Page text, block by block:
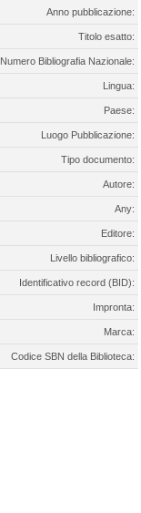
Anno pubblicazione:
Titolo esatto:
Numero Bibliografia Nazionale:
Lingua:
Paese:
Luogo Pubblicazione:
Tipo documento:
Autore:
Any:
Editore:
Livello bibliografico:
Identificativo record (BID):
Impronta:
Marca:
Codice SBN della Biblioteca: